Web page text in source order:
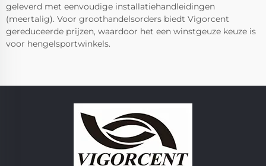
geleverd met eenvoudige installatiehandleidingen
(meertalig). Voor groothandelsorders biedt Vigorcent
gereduceerde prijzen, waardoor het een winstgeuze keuze is
voor hengelsportwinkels.